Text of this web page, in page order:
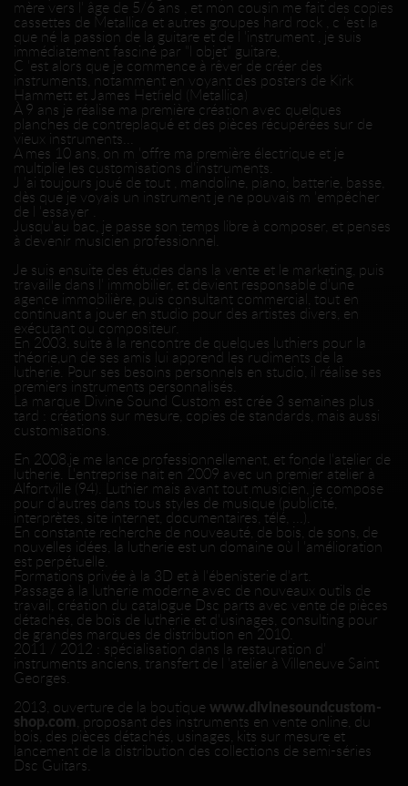
mère vers l' âge de 5/6 ans , et mon cousin me fait des copies
cassettes de Metallica et autres groupes hard rock , c 'est la
que né la passion de la guitare et de l 'instrument , je suis
immédiatement fasciné par "l objet" guitare,
C 'est alors que je commence à rêver de créer des
instruments, notamment en voyant des posters de Kirk
Hammett et James Hetfield (Metallica)
À 9 ans je réalise ma première création avec quelques
planches de contreplaqué et des pièces récupérées sur de
vieux instruments...
A mes 10 ans, on m 'offre ma première électrique et je
multiplie les customisations d'instruments.
J 'ai toujours joué de tout , mandoline, piano, batterie, basse,
dès que je voyais un instrument je ne pouvais m 'empêcher
de l 'essayer .
Jusqu'au bac, je passe son temps libre à composer, et penses
à devenir musicien professionnel.
Je suis ensuite des études dans la vente et le marketing, puis
travaille dans l' immobilier, et devient responsable d'une
agence immobilière, puis consultant commercial, tout en
continuant a jouer en studio pour des artistes divers, en
exécutant ou compositeur.
En 2003, suite à la rencontre de quelques luthiers pour la
théorie,un de ses amis lui apprend les rudiments de la
lutherie. Pour ses besoins personnels en studio, il réalise ses
premiers instruments personnalisés.
La marque Divine Sound Custom est crée 3 semaines plus
tard : créations sur mesure, copies de standards, mais aussi
customisations.
En 2008,je me lance professionnellement, et fonde l'atelier de
lutherie. L'entreprise nait en 2009 avec un premier atelier à
Alfortville (94). Luthier mais avant tout musicien, je compose
pour d'autres dans tous styles de musique (publicité,
interprètes, site internet, documentaires, télé, ...).
En constante recherche de nouveauté, de bois, de sons, de
nouvelles idées, la lutherie est un domaine où l 'amélioration
est perpétuelle.
Formations privée à la 3D et à l'ébenisterie d'art.
Passage à la lutherie moderne avec de nouveaux outils de
travail, création du catalogue Dsc parts avec vente de pièces
détachés, de bois de lutherie et d'usinages, consulting pour
de grandes marques de distribution en 2010.
2011 / 2012 : spécialisation dans la restauration d'
instruments anciens, transfert de l 'atelier à Villeneuve Saint
Georges.
2013, ouverture de la boutique www.divinesoundcustom-
shop.com
, proposant des instruments en vente online, du
bois, des pièces détachés, usinages, kits sur mesure et
lancement de la distribution des collections de semi-séries
Dsc Guitars.